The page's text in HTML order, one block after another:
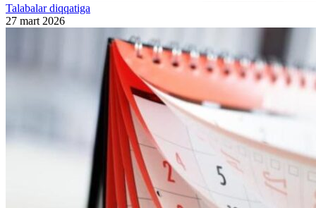
Talabalar diqqatiga
27 mart 2026